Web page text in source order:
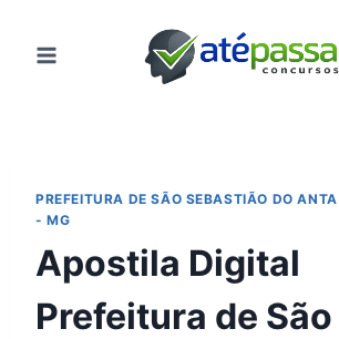
para
PREFEITURA DE SÃO SEBASTIÃO DO ANTA
- MG
Apostila Digital
Prefeitura de São